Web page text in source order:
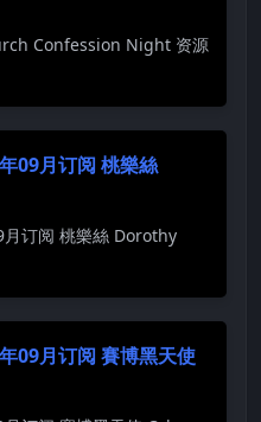
Confession Night 资源
09月订阅 桃樂絲
订阅 桃樂絲 Dorothy
09月订阅 賽博黑天使